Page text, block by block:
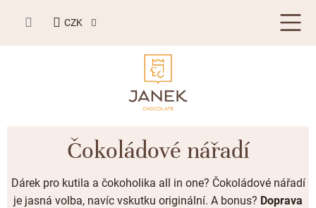
CZK
NÁKUPNÍ
KOŠÍK
BESTSELLERY
TABULKOVÁ ČOKOLÁDA
Čokoládové nářadí
Dárek pro kutila a čokoholika all in one? Čokoládové nářadí
je jasná volba, navíc vskutku originální. A bonus? Doprava